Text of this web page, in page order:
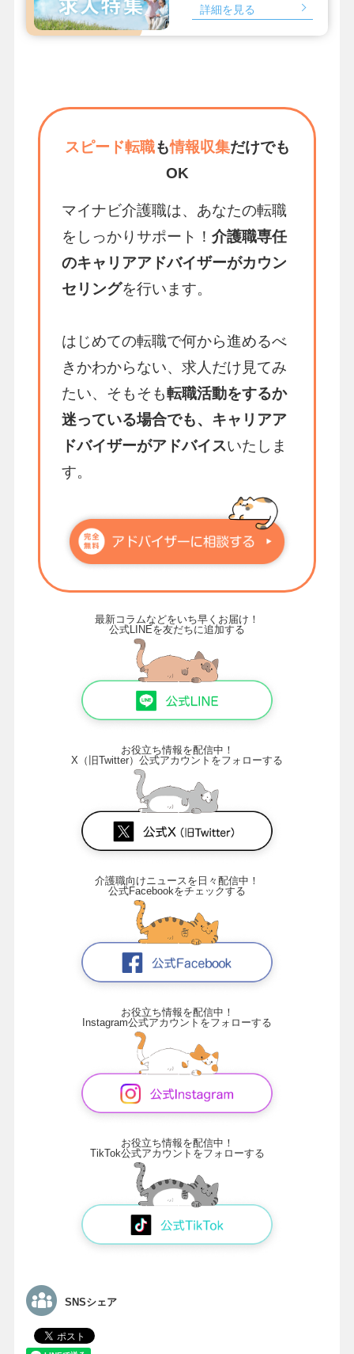
詳細を見る
スピード転職も情報収集だけでも
OK
マイナビ介護職は、あなたの転職
をしっかりサポート！ 介護職専任
のキャリアアドバイザーがカウン
セリングを行います。
はじめての転職で何から進めるべ
きかわからない、求人だけ見てみ
たい、そもそも転職活動をするか
迷っている場合でも、キャリアア
ドバイザーがアドバイスいたしま
す。
最新コラムなどをいち早くお届け！
公式LINEを友だちに追加する
お役立ち情報を配信中！
X（旧Twitter）公式アカウントをフォローする
介護職向けニュースを日々配信中！
公式Facebookをチェックする
お役立ち情報を配信中！
Instagram公式アカウントをフォローする
お役立ち情報を配信中！
TikTok公式アカウントをフォローする
SNSシェア